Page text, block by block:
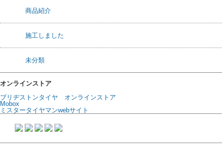
商品紹介
施工しました
未分類
オンラインストア
ブリヂストンタイヤ オンラインストア
Mobox
ミスタータイヤマンwebサイト